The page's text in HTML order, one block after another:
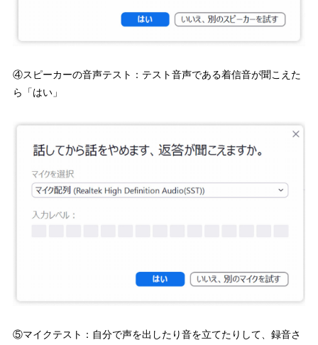
④スピーカーの音声テスト：テスト音声である着信音が聞こえた
ら「はい」
⑤マイクテスト：自分で声を出したり音を立てたりして、録音さ